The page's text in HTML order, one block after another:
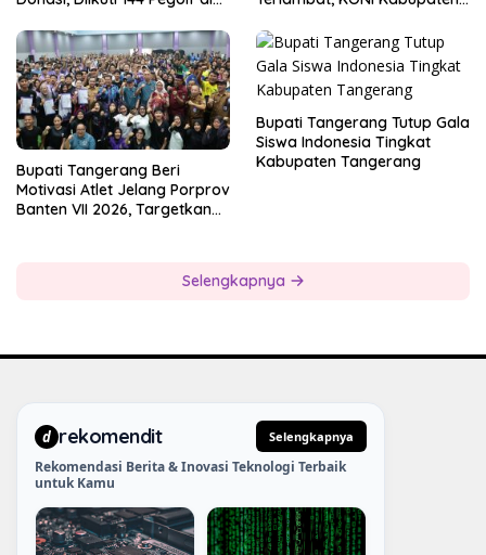
Kesiapan Panitia
Bupati Tangerang Beri
Motivasi Atlet Jelang Porprov
Banten VII 2026, Targetkan
Bupati Tangerang Tutup Gala
Siswa Indonesia Tingkat
Kabupaten Tangerang
Selengkapnya
d rekomendit Selengkapnya
Rekomendasi Berita & Inovasi Teknologi Terbaik
untuk Kamu